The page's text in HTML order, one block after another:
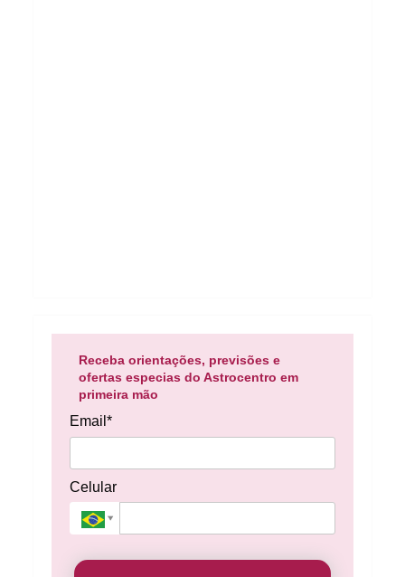
Receba orientações, previsões e
ofertas especias do Astrocentro em
primeira mão
Email*
Celular